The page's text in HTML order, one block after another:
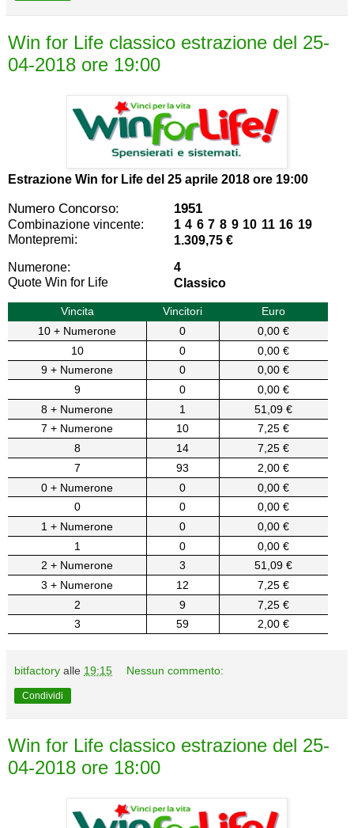
Win for Life classico estrazione del 25-
04-2018 ore 19:00
Estrazione Win for Life del 25 aprile 2018 ore 19:00
Numero Concorso: 1951
Combinazione vincente:
1 4 6 7 8 9 10 11 16 19
Montepremi:
1.309,75 €
Numerone:
4
Quote Win for Life
Classico
Vincita Vincitori
Euro
10 + Numerone
0
0,00 €
10
0
0,00 €
9 + Numerone
0
0,00 €
9
0
0,00 €
8 + Numerone
1
51,09 €
7 + Numerone
10
7,25 €
8
14
7,25 €
7
93
2,00 €
0 + Numerone
0
0,00 €
0
0
0,00 €
1 + Numerone
0
0,00 €
1
0
0,00 €
2 + Numerone
3
51,09 €
3 + Numerone
12
7,25 €
2
9
7,25 €
3
59 2,00 €
bitfactory alle 19:15 Nessun commento:
Condividi
Win for Life classico estrazione del 25-
04-2018 ore 18:00